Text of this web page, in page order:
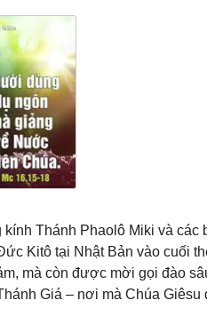
Thánh Phaolô Miki và
Kitô tại Nhật Bản vào cuối
mà còn được mời gọi đào
Giá – nơi mà Chúa Giêsu